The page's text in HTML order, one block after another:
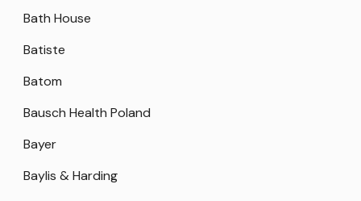
Bath House
Batiste
Batom
Bausch Health Poland
Bayer
Baylis & Harding